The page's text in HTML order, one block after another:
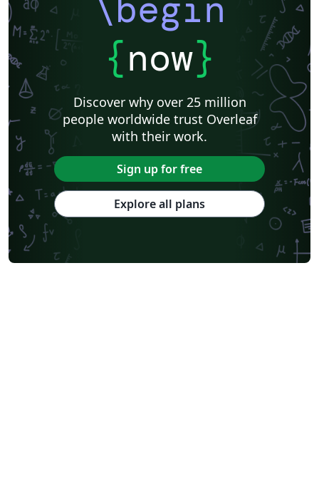
{now}
Discover why over 25 million
people worldwide trust Overleaf
with their work.
Sign up for free
Explore all plans